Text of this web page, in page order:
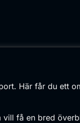
Här får du ett
få en bred